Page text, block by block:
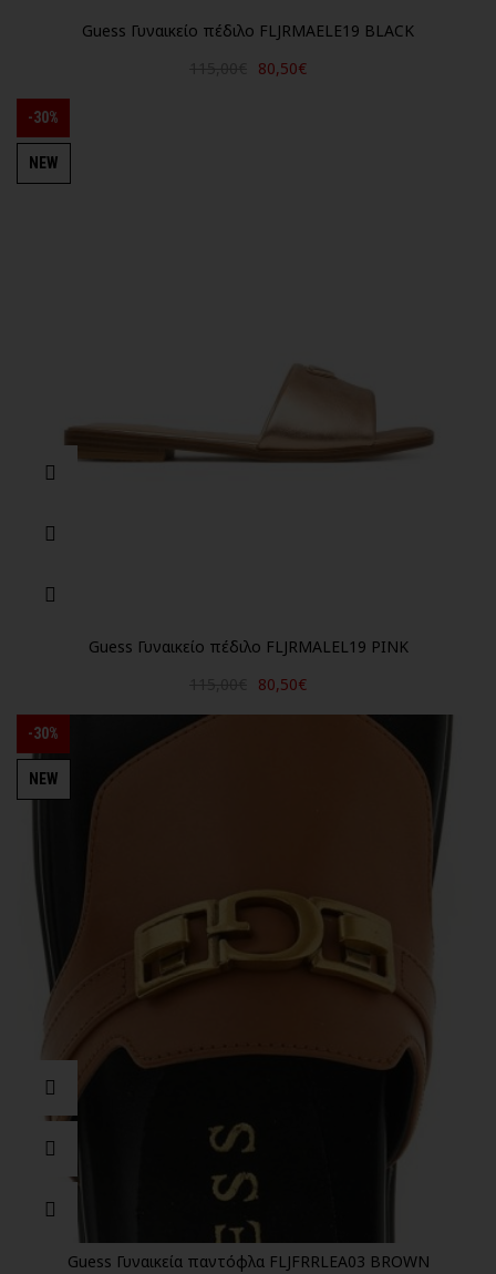
Guess Γυναικείο πέδιλο FLJRMAELE19 BLACK
80,50€
-30%
NEW
Guess Γυναικείο πέδιλο FLJRMALEL19 PINK
80,50€
-30%
NEW
Guess Γυναικεία παντόφλα FLJFRRLEA03 BROWN